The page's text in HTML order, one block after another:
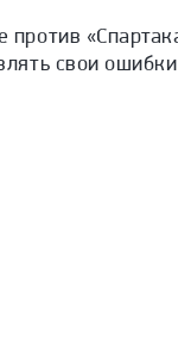
свои